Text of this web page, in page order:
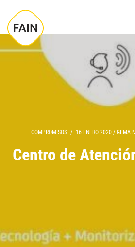
este
sitio
web
COMPROMISOS / 16 ENERO 2020 / GEMA
Centro de